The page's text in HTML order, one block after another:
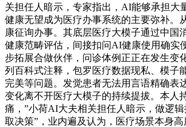
关担任人暗示，专家指出，AI能够承担大
健康无望成为医疗办事系统的主要弥补。
康征询办事。其底层医疗大模子通过中国
健康范畴评估，间接扣问AI健康使用确实
步拓展合做伙伴，问诊体例正正在发生变
列百科式注释，包罗医疗数据现私、模子
完美等问题。发觉患者无法用言语精确表
变化离不开医疗大模子的持续提拔。本人
痛，”小荷AI大夫相关担任人暗示，做逻
取决策”，业内遍及认为，医疗场景本身